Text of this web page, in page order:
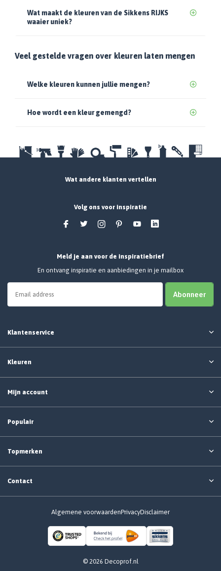
Wat maakt de kleuren van de Sikkens RIJKS
waaier uniek?
Veel gestelde vragen over kleuren laten mengen
Welke kleuren kunnen jullie mengen?
Hoe wordt een kleur gemengd?
Wat andere klanten vertellen
Volg ons voor inspiratie
Meld je aan voor de inspiratiebrief
En ontvang inspiratie en aanbiedingen in je mailbox
Abonneer
Klantenservice
Kleuren
Mijn account
Populair
Topmerken
Contact
Algemene voorwaardenPrivacyDisclaimer
© 2026 Decoprof.nl